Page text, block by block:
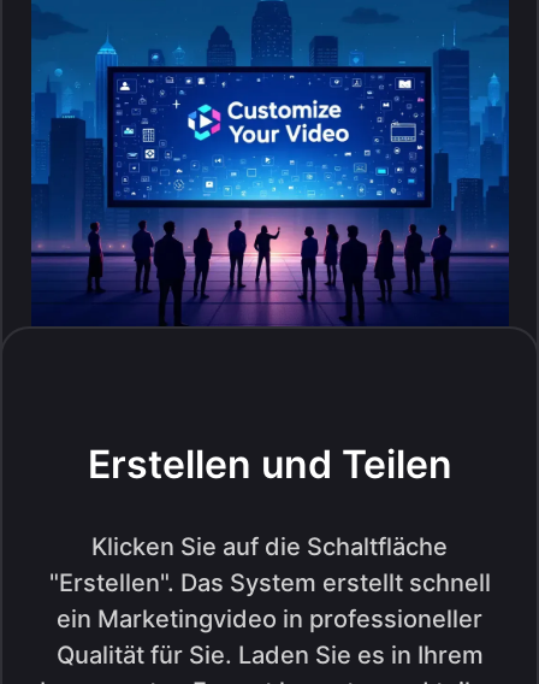
Erstellen und Teilen
Klicken Sie auf die Schaltfläche
"Erstellen". Das System erstellt schnell
ein Marketingvideo in professioneller
Qualität für Sie. Laden Sie es in Ihrem